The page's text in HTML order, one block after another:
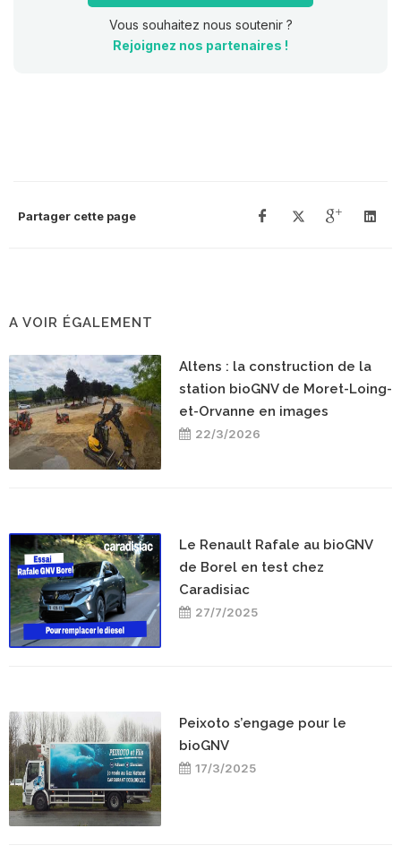
Vous souhaitez nous soutenir ?
Rejoignez nos partenaires !
Partager cette page
A VOIR ÉGALEMENT
Altens : la construction de la
station bioGNV de Moret-Loing-
et-Orvanne en images
22/3/2026
Le Renault Rafale au bioGNV
de Borel en test chez
Caradisiac
27/7/2025
Peixoto s’engage pour le
bioGNV
17/3/2025